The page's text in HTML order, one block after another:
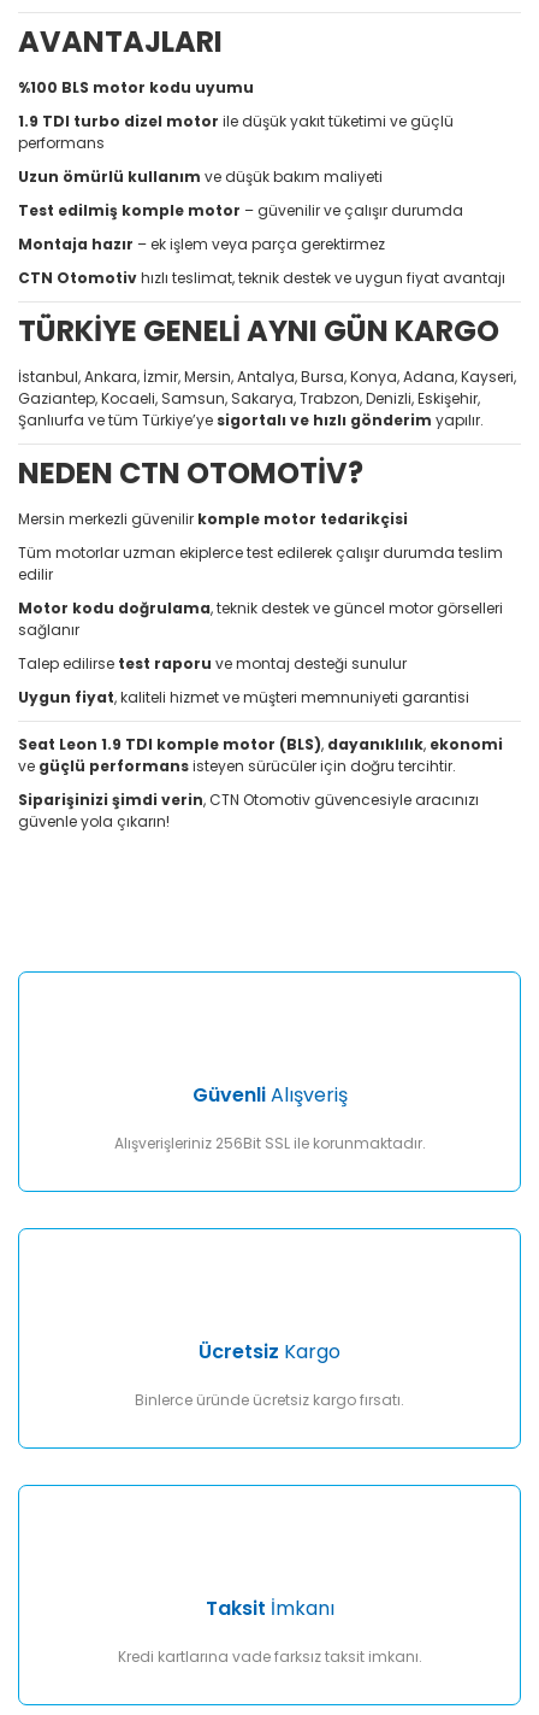
AVANTAJLARI
%100 BLS motor kodu uyumu
1.9 TDI turbo dizel motor ile düşük yakıt tüketimi ve güçlü
performans
Uzun ömürlü kullanım ve düşük bakım maliyeti
Test edilmiş komple motor – güvenilir ve çalışır durumda
Montaja hazır – ek işlem veya parça gerektirmez
CTN Otomotivhızlı teslimat, teknik destek ve uygun fiyat avantajı
TÜRKİYE GENELİ AYNI GÜN KARGO
İstanbul, Ankara, İzmir, Mersin, Antalya, Bursa, Konya, Adana, Kayseri,
Gaziantep, Kocaeli, Samsun, Sakarya, Trabzon, Denizli, Eskişehir,
Şanlıurfa ve tüm Türkiye’ye sigortalı ve hızlı gönderim yapılır.
NEDEN CTN OTOMOTİV?
Mersin merkezli güvenilir komple motor tedarikçisi
Tüm motorlar uzman ekiplerce test edilerek çalışır durumda teslim
edilir
Motor kodu doğrulama, teknik destek ve güncel motor görselleri
sağlanır
Talep edilirse test raporu ve montaj desteği sunulur
Uygun fiyat, kaliteli hizmet ve müşteri memnuniyeti garantisi
Seat Leon 1.9 TDI komple motor (BLS), dayanıklılık, ekonomi
ve güçlü performansisteyen sürücüler için doğru tercihtir.
Siparişinizi şimdi verin, CTN Otomotiv güvencesiyle aracınızı
güvenle yola çıkarın!
Yorum Yaz
Ürün fiyatı diğer sitelerden daha pahalı.
GüvenliAlışveriş
Alışverişleriniz 256Bit SSL ile korunmaktadır.
Ücretsiz Kargo
Binlerce üründe ücretsiz kargo fırsatı.
Taksit İmkanı
Kredi kartlarına vade farksız taksit imkanı.